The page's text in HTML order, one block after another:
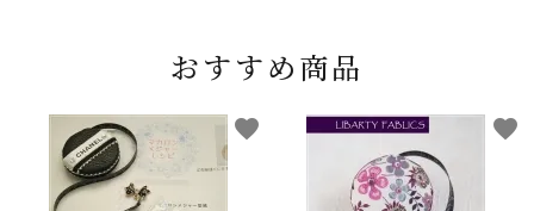
おすすめ商品
favorite favorite